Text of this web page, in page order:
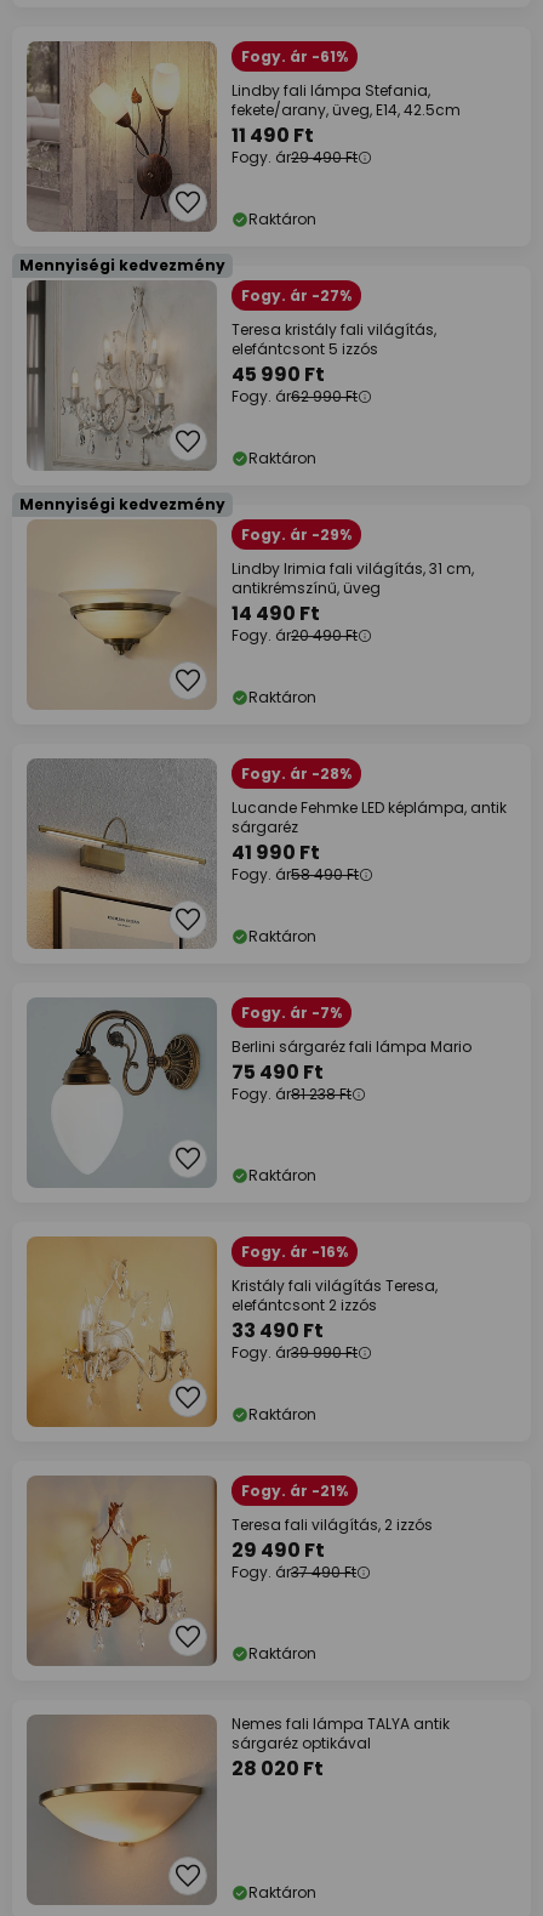
Fogy. ár -61%
Lindby fali lámpa Stefania,
fekete/arany, üveg, E14, 42.5cm
11 490 Ft
Fogy. ár29 490 Ft
Raktáron
Mennyiségi kedvezmény
Fogy. ár -27%
Teresa kristály fali világítás,
elefántcsont 5 izzós
45 990 Ft
Fogy. ár62 990 Ft
Raktáron
Mennyiségi kedvezmény
Fogy. ár -29%
Lindby Irimia fali világítás, 31 cm,
antikrémszínű, üveg
14 490 Ft
Fogy. ár20 490 Ft
Raktáron
Fogy. ár -28%
Lucande Fehmke LED képlámpa, antik
sárgaréz
41 990 Ft
Fogy. ár58 490 Ft
Raktáron
Fogy. ár -7%
Berlini sárgaréz fali lámpa Mario
75 490 Ft
Fogy. ár81 238 Ft
Raktáron
Fogy. ár -16%
Kristály fali világítás Teresa,
elefántcsont 2 izzós
33 490 Ft
Fogy. ár39 990 Ft
Raktáron
Fogy. ár -21%
Teresa fali világítás, 2 izzós
29 490 Ft
Fogy. ár37 490 Ft
Raktáron
Nemes fali lámpa TALYA antik
sárgaréz optikával
28 020 Ft
Raktáron